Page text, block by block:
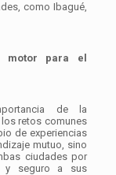
como Ibagué,
motor para el
de la
retos comunes
de experiencias
mutuo, sino
ciudades por
y seguro a sus